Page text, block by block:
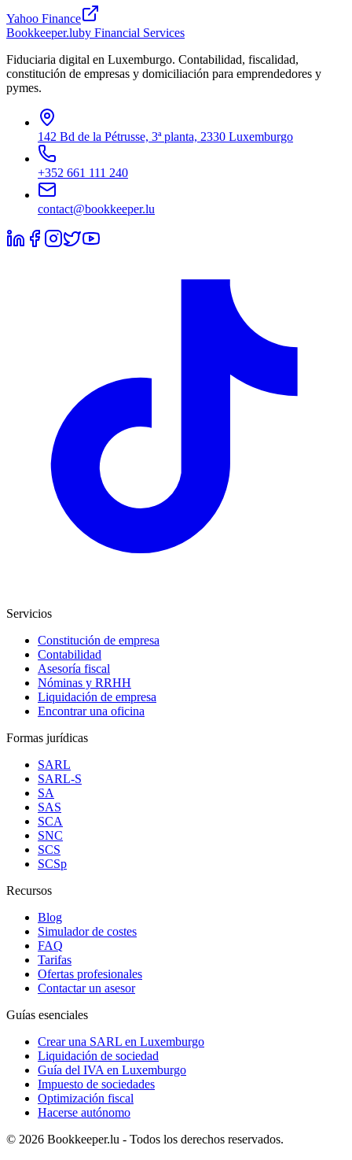
Yahoo Finance
Bookkeeper.luby Financial Services
Fiduciaria digital en Luxemburgo. Contabilidad, fiscalidad,
constitución de empresas y domiciliación para emprendedores y
pymes.
142 Bd de la Pétrusse, 3ª planta, 2330 Luxemburgo
+352 661 111 240
contact@bookkeeper.lu
Servicios
Constitución de empresa
Contabilidad
Asesoría fiscal
Nóminas y RRHH
Liquidación de empresa
Encontrar una oficina
Formas jurídicas
SARL
SARL-S
SA
SAS
SCA
SNC
SCS
SCSp
Recursos
Blog
Simulador de costes
FAQ
Tarifas
Ofertas profesionales
Contactar un asesor
Guías esenciales
Crear una SARL en Luxemburgo
Liquidación de sociedad
Guía del IVA en Luxemburgo
Impuesto de sociedades
Optimización fiscal
Hacerse autónomo
© 2026 Bookkeeper.lu - Todos los derechos reservados.